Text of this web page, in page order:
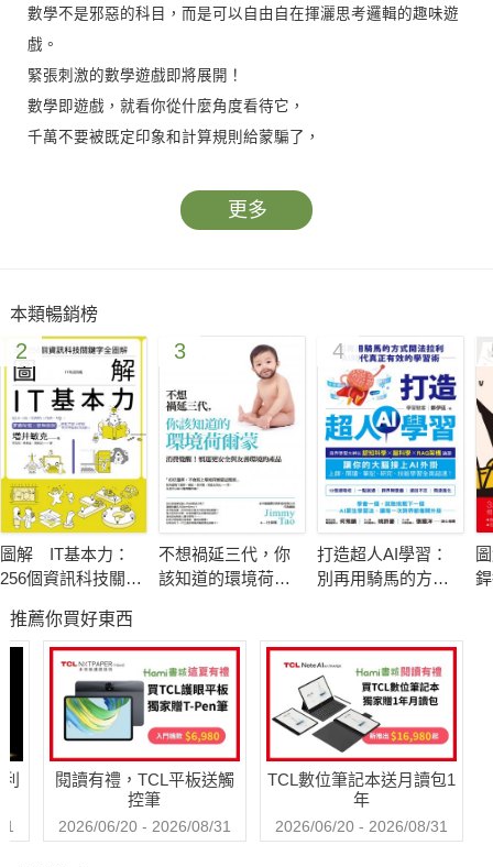
數學不是邪惡的科目，而是可以自由自在揮灑思考邏輯的趣味遊
戲。
緊張刺激的數學遊戲即將展開！
數學即遊戲，就看你從什麼角度看待它，
千萬不要被既定印象和計算規則給蒙騙了，
用數學一決勝負吧！在最強的數學學校生存下去。
★★SUPER教師、家齊高中數學老師黃光文老師 專業審定
只有五年級才有機會入學。
這是一所每個人都渴望進入的神奇學校，
入學資格取得本身，就是一個數學遊戲。
在這個「適者生存，不適者淘汰」的地方，
校園裡的地位是由數學勝負做決定！
如果降到最低級別，將會被學校的所有人當作傭人差遣。
相反地，只要數學能力制霸全校，你將成為整個學園的王者。
用數學決一勝負，是唯一的決定方式！
這是什麼詭異的學校？又是什麼糟糕的校規？熱愛數學的一群學
子，可以自由自在翱翔在數學遊戲世界中。謎之男孩誠四郎和天
才少女好友天音，將想辦法讓學校恢復成一個能夠人人享受數學
的地方。"
更多
本類暢銷榜
2
圖解 IT基本力：
256個資訊科技關鍵
3
不想禍延三代，你
該知道的環境荷爾
境的產品
4
打造超人AI學習：
別再用騎馬的方式
術
推薦你買好東西
閱讀有禮，TCL平板送觸
控筆
2026/06/20 - 2026/08/31
TCL數位筆記本送月讀包1
年
2026/06/20 - 2026/08/31